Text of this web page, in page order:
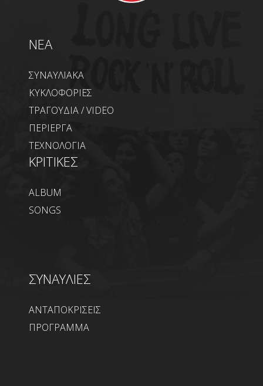
NEA
ΣΥΝΑΥΛΙΑΚΑ
ΚΥΚΛΟΦΟΡΙΕΣ
ΤΡΑΓΟΥΔΙΑ / VIDEO
ΠΕΡΙΕΡΓΑ
ΤΕΧΝΟΛΟΓΙΑ
ΚΡΙΤΙΚΕΣ
ALBUM
SONGS
ΣΥΝΑΥΛΙΕΣ
ΑΝΤΑΠΟΚΡΙΣΕΙΣ
ΠΡΟΓΡΑΜΜΑ